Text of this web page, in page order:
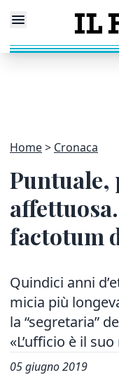
Home Cronaca
Puntuale,
factotum
Quindici anni
micia più
la “segretaria”
«L’ufficio è il
05 giugno 2019